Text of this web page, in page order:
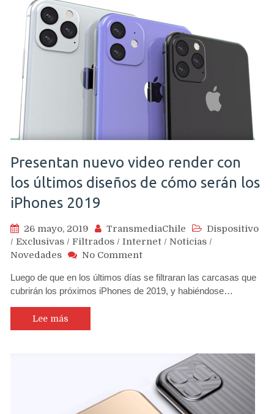
XR
2019
con
doble
cámara
variedad
Presentan nuevo video render con
los últimos diseños de cómo serán los
iPhones 2019
26 mayo, 2019 TransmediaChile
Dispositivo
/ Exclusivas / Filtrados / Internet / Noticias /
Novedades
No Commenton
nuevo
video
cómo
serán
los
Luego de que en los últimos días se filtraran las carcasas que
cubrirán los próximos iPhones de 2019, y habiéndose…
Lee más